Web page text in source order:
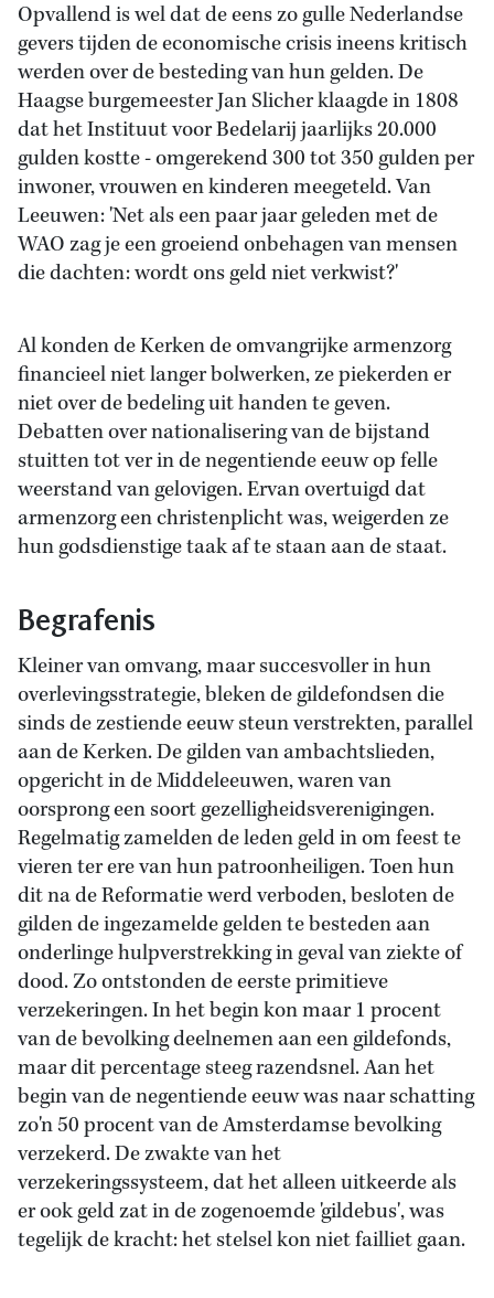
Opvallend is wel dat de eens zo gulle Nederlandse
gevers tijden de economische crisis ineens kritisch
werden over de besteding van hun gelden. De
Haagse burgemeester Jan Slicher klaagde in 1808
dat het Instituut voor Bedelarij jaarlijks 20.000
gulden kostte - omgerekend 300 tot 350 gulden per
inwoner, vrouwen en kinderen meegeteld. Van
Leeuwen: 'Net als een paar jaar geleden met de
WAO zag je een groeiend onbehagen van mensen
die dachten: wordt ons geld niet verkwist?'
Al konden de Kerken de omvangrijke armenzorg
financieel niet langer bolwerken, ze piekerden er
niet over de bedeling uit handen te geven.
Debatten over nationalisering van de bijstand
stuitten tot ver in de negentiende eeuw op felle
weerstand van gelovigen. Ervan overtuigd dat
armenzorg een christenplicht was, weigerden ze
hun godsdienstige taak af te staan aan de staat.
Begrafenis
Kleiner van omvang, maar succesvoller in hun
overlevingsstrategie, bleken de gildefondsen die
sinds de zestiende eeuw steun verstrekten, parallel
aan de Kerken. De gilden van ambachtslieden,
opgericht in de Middeleeuwen, waren van
oorsprong een soort gezelligheidsverenigingen.
Regelmatig zamelden de leden geld in om feest te
vieren ter ere van hun patroonheiligen. Toen hun
dit na de Reformatie werd verboden, besloten de
gilden de ingezamelde gelden te besteden aan
onderlinge hulpverstrekking in geval van ziekte of
dood. Zo ontstonden de eerste primitieve
verzekeringen. In het begin kon maar 1 procent
van de bevolking deelnemen aan een gildefonds,
maar dit percentage steeg razendsnel. Aan het
begin van de negentiende eeuw was naar schatting
zo'n 50 procent van de Amsterdamse bevolking
verzekerd. De zwakte van het
verzekeringssysteem, dat het alleen uitkeerde als
er ook geld zat in de zogenoemde 'gildebus', was
tegelijk de kracht: het stelsel kon niet failliet gaan.